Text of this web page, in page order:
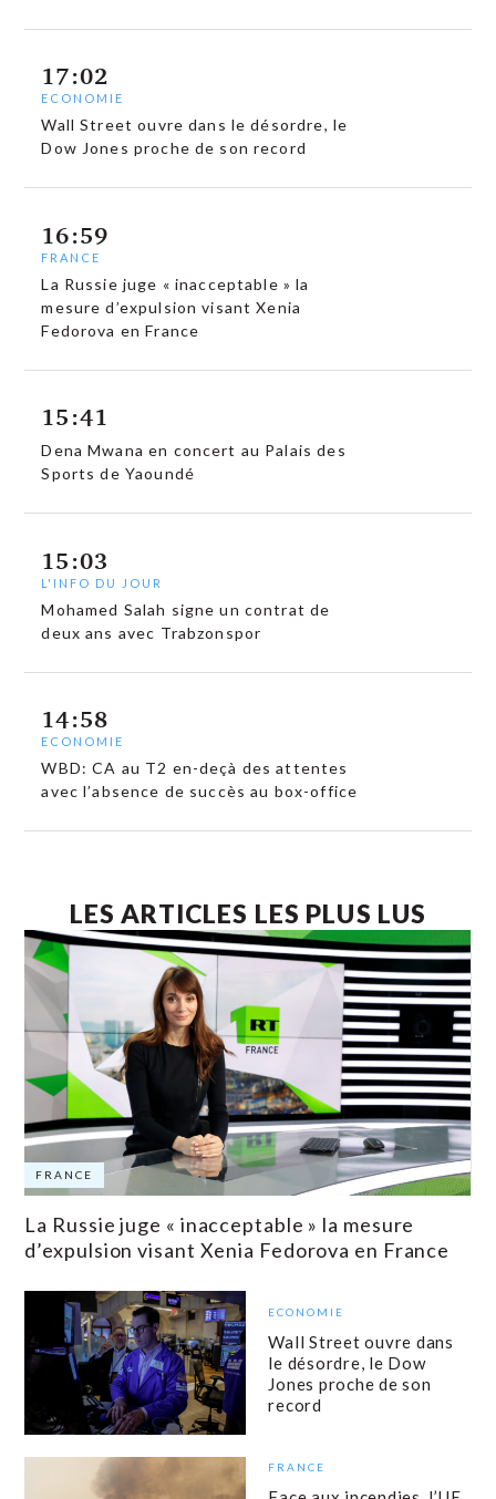
17:02
ECONOMIE
Wall Street ouvre dans le désordre, le
Dow Jones proche de son record
16:59
FRANCE
La Russie juge « inacceptable » la
mesure d’expulsion visant Xenia
Fedorova en France
15:41
Dena Mwana en concert au Palais des
Sports de Yaoundé
15:03
L'INFO DU JOUR
Mohamed Salah signe un contrat de
deux ans avec Trabzonspor
14:58
ECONOMIE
WBD: CA au T2 en-deçà des attentes
avec l’absence de succès au box-office
LES ARTICLES LES PLUS LUS
FRANCE
La Russie juge « inacceptable » la mesure
d’expulsion visant Xenia Fedorova en France
ECONOMIE
Wall Street ouvre dans
le désordre, le Dow
Jones proche de son
record
FRANCE